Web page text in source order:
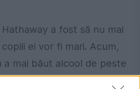
a fost să nu mai
ei vor fi mari. Acum,
a mai băut alcool de peste